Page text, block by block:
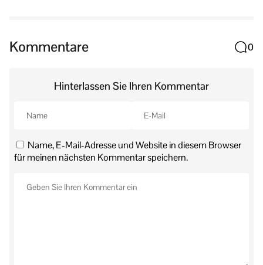
Kommentare 0
Hinterlassen Sie Ihren Kommentar
Name, E-Mail-Adresse und Website in diesem Browser
für meinen nächsten Kommentar speichern.